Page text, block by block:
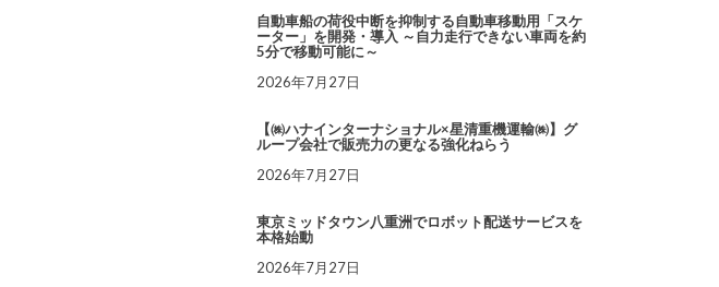
自動車船の荷役中断を抑制する自動車移動用「スケ
ーター」を開発・導入 ～自力走行できない車両を約
5分で移動可能に～
2026年7月27日
【㈱ハナインターナショナル×星清重機運輸㈱】グ
ループ会社で販売力の更なる強化ねらう
2026年7月27日
東京ミッドタウン八重洲でロボット配送サービスを
本格始動
2026年7月27日